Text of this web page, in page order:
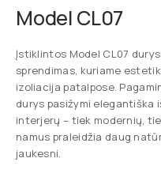
Model CL07
Įstiklintos Model CL07
sprendimas, kuriame
izoliacija patalpose.
durys pasižymi elegantiška
interjerų – tiek modernių,
namus praleidžia daug
jaukesni.